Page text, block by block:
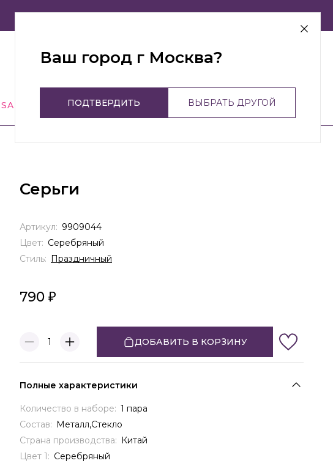
г Москва
SALE
Серьги
790
1 ДОБАВИТЬ В КОРЗИНУ
Артикул: 9909044
Цвет: Серебряный
Стиль: Праздничный
Полные характеристики
Количество в наборе: 1 пара
Состав: Металл,Cтекло
Страна производства: Китай
Цвет 1: Серебряный
Ваш город г Москва?
ПОДТВЕРДИТЬ ВЫБРАТЬ ДРУГОЙ